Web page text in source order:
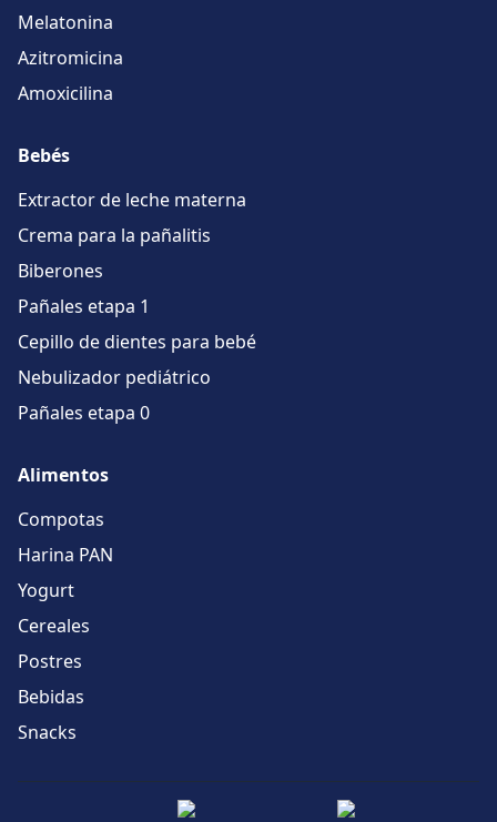
Melatonina
Azitromicina
Amoxicilina
Bebés
Extractor de leche materna
Crema para la pañalitis
Biberones
Pañales etapa 1
Cepillo de dientes para bebé
Nebulizador pediátrico
Pañales etapa 0
Alimentos
Compotas
Harina PAN
Yogurt
Cereales
Postres
Bebidas
Snacks